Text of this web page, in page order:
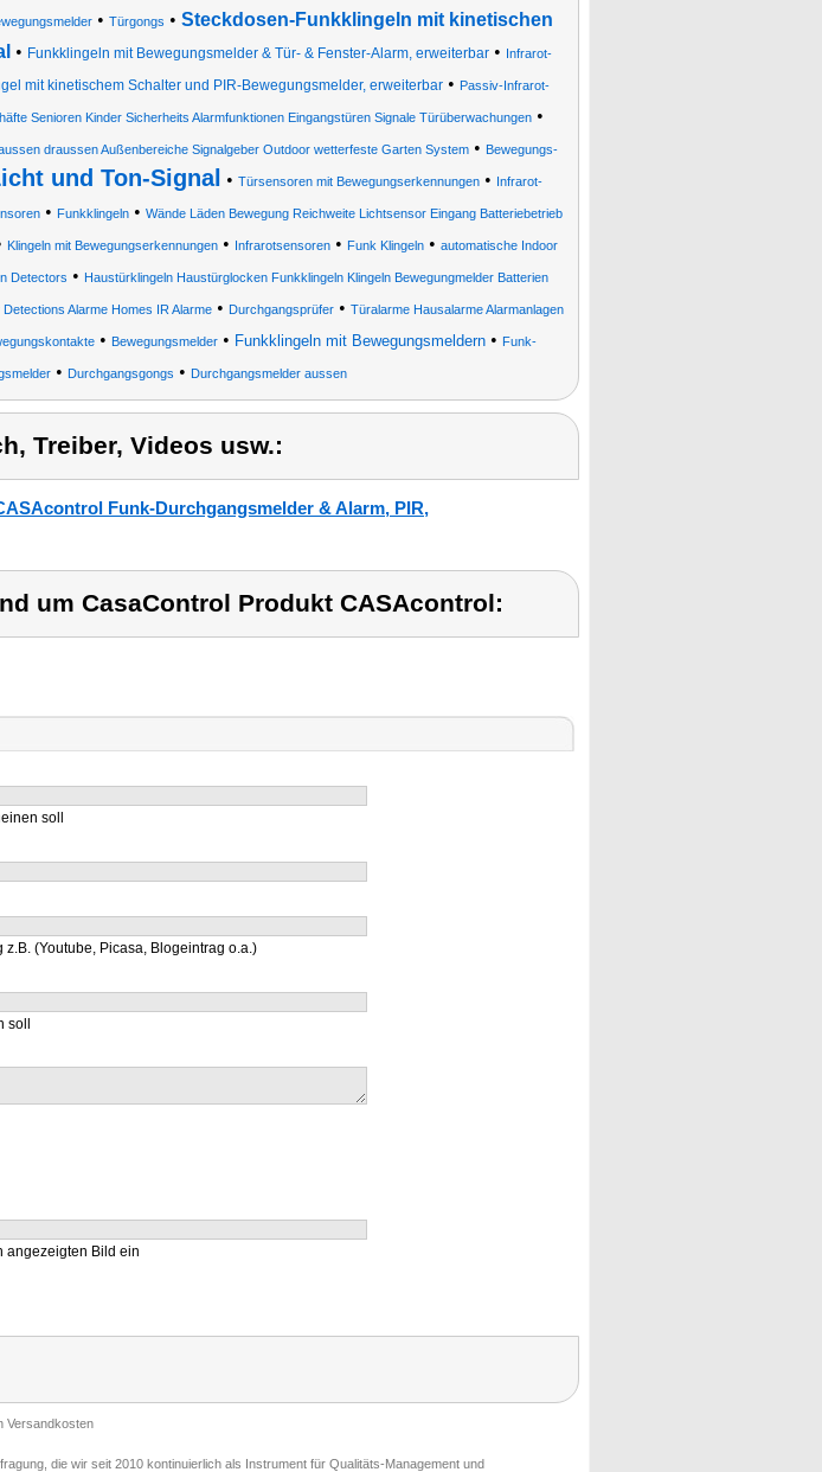
• Türgongs • Steckdosen-Funkklingeln mit kinetischen
• Funkklingeln mit Bewegungsmelder & Tür- & Fenster-Alarm, erweiterbar• Infrarot-
mit kinetischem Schalter und PIR-Bewegungsmelder, erweiterbar• Passiv-Infrarot-
Senioren Kinder Sicherheits Alarmfunktionen Eingangstüren Signale Türüberwachungen•
draussen Außenbereiche Signalgeber Outdoor wetterfeste Garten System • Bewegungs-
und Ton-Signal • Türsensoren mit Bewegungserkennungen • Infrarot-
• Funkklingeln • Wände Läden Bewegung Reichweite Lichtsensor Eingang Batteriebetrieb
Klingeln mit Bewegungserkennungen• Infrarotsensoren• Funk Klingeln• automatische Indoor
Detectors • Haustürklingeln Haustürglocken Funkklingeln Klingeln Bewegungmelder Batterien
Alarme Homes IR Alarme • Durchgangsprüfer • Türalarme Hausalarme Alarmanlagen
• Bewegungsmelder• Funkklingeln mit Bewegungsmeldern• Funk-
• Durchgangsgongs • Durchgangsmelder aussen
Treiber, Videos usw.:
Funk-Durchgangsmelder & Alarm, PIR,
um CasaControl Produkt CASAcontrol:
soll
(Youtube, Picasa, Blogeintrag o.a.)
angezeigten Bild ein
Versandkosten
die wir seit 2010 kontinuierlich als Instrument für Qualitäts-Management und